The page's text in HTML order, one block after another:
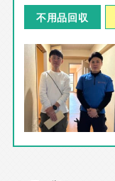
不用品回収